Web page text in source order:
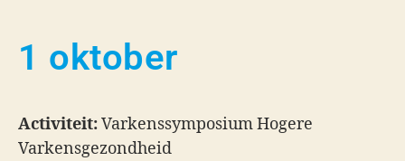
1 oktober
Activiteit:Varkenssymposium Hogere
Varkensgezondheid